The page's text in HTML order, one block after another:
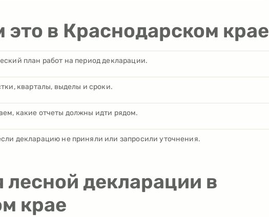
в Краснодарском крае
план работ на период декларации.
кварталы, выделы и сроки.
какие отчеты должны идти рядом.
декларацию не приняли или запросили уточнения.
декларации в
крае